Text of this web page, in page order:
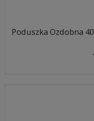
Poduszka Ozdobna